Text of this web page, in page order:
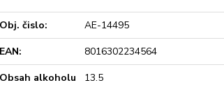
Obj. čislo:
AE-14495
EAN:
8016302234564
Obsah alkoholu
13.5